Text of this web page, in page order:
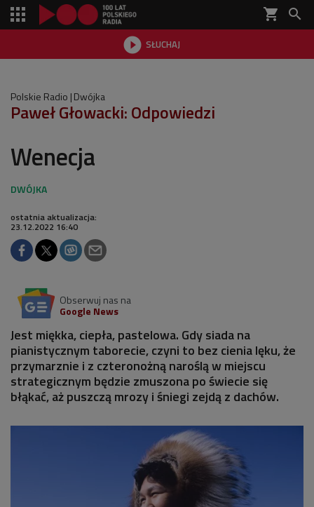
shopping_cart 
 SŁUCHAJ

Polskie Radio Dwójka
Paweł Głowacki: Odpowiedzi
Wenecja
ostatnia aktualizacja:
23.12.2022 16:40
Obserwuj nas na
Google News
Jest miękka, ciepła, pastelowa. Gdy siada na
pianistycznym taborecie, czyni to bez cienia lęku, że
przymarznie i z czteronożną naroślą w miejscu
strategicznym będzie zmuszona po świecie się
błąkać, aż puszczą mrozy i śniegi zejdą z dachów.